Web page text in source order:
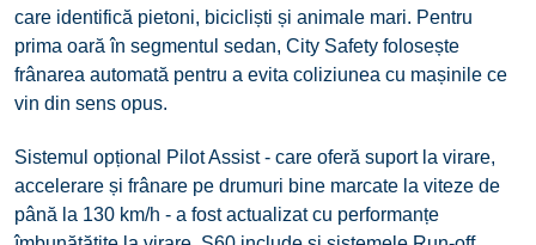
care identifică pietoni, bicicliști și animale mari. Pentru
prima oară în segmentul sedan, City Safety folosește
frânarea automată pentru a evita coliziunea cu mașinile ce
vin din sens opus.
Sistemul opțional Pilot Assist - care oferă suport la virare,
accelerare și frânare pe drumuri bine marcate la viteze de
până la 130 km/h - a fost actualizat cu performanțe